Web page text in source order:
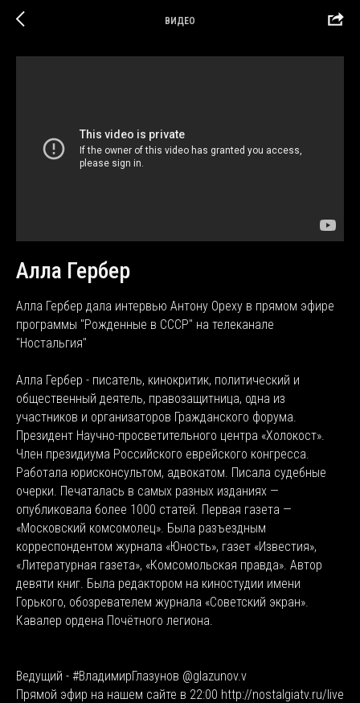
ВИДЕО
Алла Гербер
Алла Гербер дала интервью Антону Ореху в прямом эфире
программы "Рожденные в СССР" на телеканале
"Ностальгия"
Алла Гербер - писатель, кинокритик, политический и
общественный деятель, правозащитница, одна из
участников и организаторов Гражданского форума.
Президент Научно-просветительного центра «Холокост».
Член президиума Российского еврейского конгресса.
Работала юрисконсультом, адвокатом. Писала судебные
очерки. Печаталась в самых разных изданиях —
опубликовала более 1000 статей. Первая газета —
«Московский комсомолец». Была разъездным
корреспондентом журнала «Юность», газет «Известия»,
«Литературная газета», «Комсомольская правда». Автор
девяти книг. Была редактором на киностудии имени
Горького, обозревателем журнала «Советский экран».
Кавалер ордена Почётного легиона.
Ведущий - #ВладимирГлазунов @glazunov.v
Прямой эфир на нашем сайте в 22:00 http://nostalgiatv.ru/live